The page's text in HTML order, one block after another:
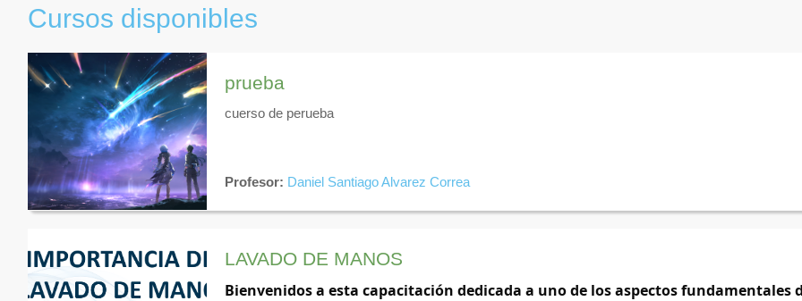
Cursos disponibles
prueba
cuerso de perueba
Profesor: Daniel Santiago Alvarez Correa
LAVADO DE MANOS
Bienvenidos a esta capacitación dedicada a uno de los aspectos fundamentales